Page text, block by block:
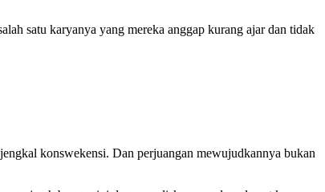
satu karyanya yang mereka anggap kurang ajar dan tidak
konswekensi. Dan perjuangan mewujudkannya bukan